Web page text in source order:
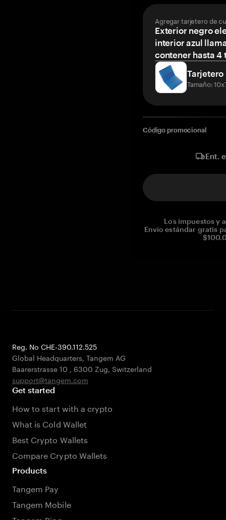
Agregar tarjetero de
Exterior negro
interior azul
contener hasta 4
Tarjetero
Tamaño:
Código promocional
Ent.
Los impuestos y
Envío estándar gratis
Reg. No CHE-390.112.525
Global Headquarters, Tangem AG
Baarerstrasse 10 , 6300 Zug, Switzerland
support@tangem.com
Get started
How to start with a crypto
What is Cold Wallet
Best Crypto Wallets
Compare Crypto Wallets
Products
Tangem Pay
Tangem Mobile